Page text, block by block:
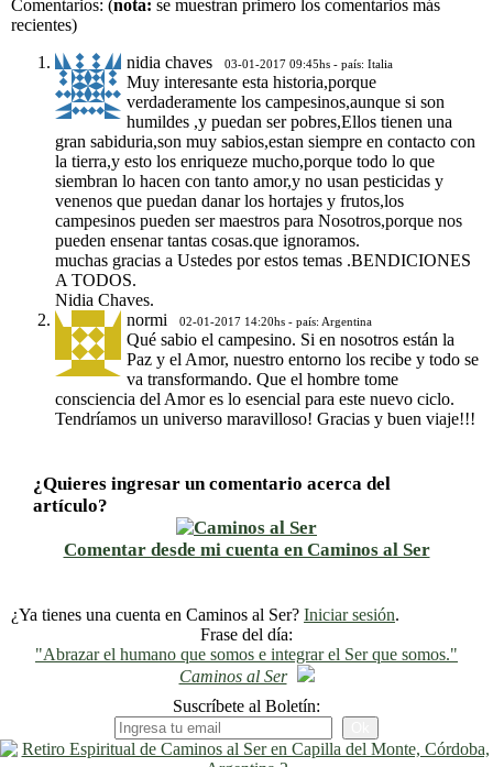
Comentarios: (nota: se muestran primero los comentarios más
recientes)
nidia chaves
03-01-2017 09:45hs - país: Italia
Muy interesante esta historia,porque
verdaderamente los campesinos,aunque si son
humildes ,y puedan ser pobres,Ellos tienen una
gran sabiduria,son muy sabios,estan siempre en contacto con
la tierra,y esto los enriqueze mucho,porque todo lo que
siembran lo hacen con tanto amor,y no usan pesticidas y
venenos que puedan danar los hortajes y frutos,los
campesinos pueden ser maestros para Nosotros,porque nos
pueden ensenar tantas cosas.que ignoramos.
muchas gracias a Ustedes por estos temas .BENDICIONES
A TODOS.
Nidia Chaves.
normi
02-01-2017 14:20hs - país: Argentina
Qué sabio el campesino. Si en nosotros están la
Paz y el Amor, nuestro entorno los recibe y todo se
va transformando. Que el hombre tome
consciencia del Amor es lo esencial para este nuevo ciclo.
Tendríamos un universo maravilloso! Gracias y buen viaje!!!
¿Quieres ingresar un comentario acerca del
artículo?
Comentar desde mi cuenta en Caminos al Ser
¿Ya tienes una cuenta en Caminos al Ser? Iniciar sesión.
Frase del día:
"Abrazar el humano que somos e integrar el Ser que somos."
Caminos al Ser
Suscríbete al Boletín: